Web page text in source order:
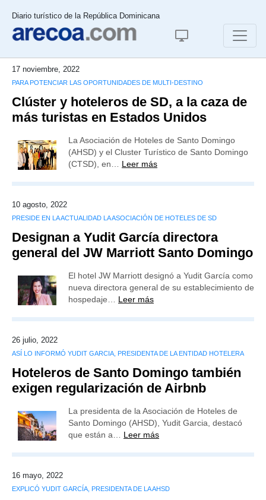
Diario turístico de la República Dominicana
17 noviembre, 2022
PARA POTENCIAR LAS OPORTUNIDADES DE MULTI-DESTINO
Clúster y hoteleros de SD, a la caza de
más turistas en Estados Unidos
La Asociación de Hoteles de Santo Domingo
(AHSD) y el Cluster Turístico de Santo Domingo
(CTSD), en… Leer más
10 agosto, 2022
PRESIDE EN LA ACTUALIDAD LA ASOCIACIÓN DE HOTELES DE SD
Designan a Yudit García directora
general del JW Marriott Santo Domingo
El hotel JW Marriott designó a Yudit García como
nueva directora general de su establecimiento de
hospedaje… Leer más
26 julio, 2022
ASÍ LO INFORMÓ YUDIT GARCIA, PRESIDENTA DE LA ENTIDAD HOTELERA
Hoteleros de Santo Domingo también
exigen regularización de Airbnb
La presidenta de la Asociación de Hoteles de
Santo Domingo (AHSD), Yudit Garcia, destacó
que están a… Leer más
16 mayo, 2022
EXPLICÓ YUDIT GARCÍA, PRESIDENTA DE LA AHSD